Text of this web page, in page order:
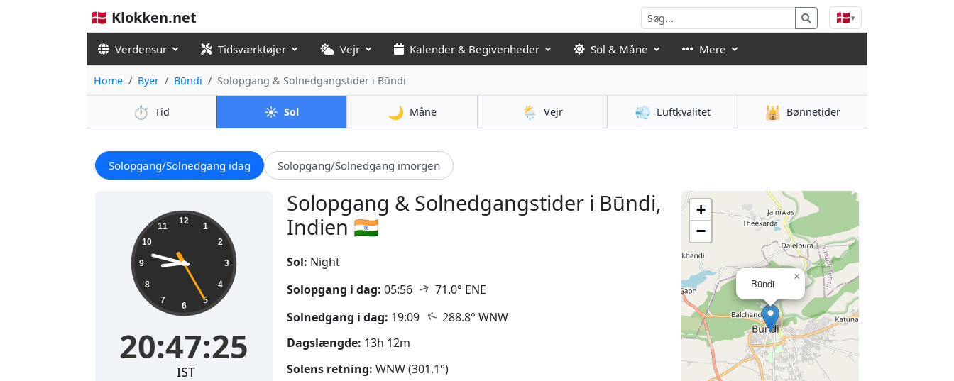
🇩🇰 Klokken.net 🇩🇰▾
Verdensur Tidsværktøjer Vejr Kalender & Begivenheder Sol & Måne Mere
Home Byer Būndi Solopgang & Solnedgangstider i Būndi
⏱️ Tid ☀️ Sol 🌙 Måne 🌦️ Vejr 💨 Luftkvalitet 🕌 Bønnetider
Solopgang/Solnedgang idag Solopgang/Solnedgang imorgen
Solopgang & Solnedgangstider i Būndi,
Indien 🇮🇳
20:47:26 12
1
2
3
4
5
6
7
8
9
10
11
20:47:26
IST
Sol: Night
Solopgang i dag: 05:56 ↑ 71.0° ENE
Solnedgang i dag: 19:09 ↑ 288.8° WNW
Dagslængde: 13h 12m
Solens retning: WNW (301.1°)
Būndi
×
+
−